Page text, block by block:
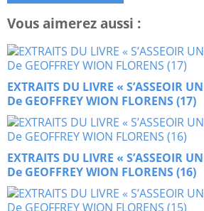
Vous aimerez aussi :
EXTRAITS DU LIVRE « S’ASSEOIR
De GEOFFREY WION FLORENS (17)
EXTRAITS DU LIVRE « S’ASSEOIR
De GEOFFREY WION FLORENS (16)